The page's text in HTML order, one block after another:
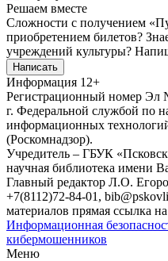
Решаем вместе
Сложности с получением
приобретением билетов?
учреждений культуры?
Написать
Информация 12+
Регистрационный номер
г. Федеральной службой по
информационных
(Роскомнадзор).
Учредитель – ГБУК
научная библиотека имени
Главный редактор Л.О.
+7(8112)72-84-01,
материалов прямая ссылка
Информационная
кибермошенников
Меню